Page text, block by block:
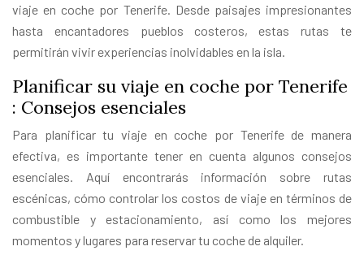
viaje en coche por Tenerife. Desde paisajes impresionantes
hasta encantadores pueblos costeros, estas rutas te
permitirán vivir experiencias inolvidables en la isla.
Planificar su viaje en coche por Tenerife
: Consejos esenciales
Para planificar tu viaje en coche por Tenerife de manera
efectiva, es importante tener en cuenta algunos consejos
esenciales. Aquí encontrarás información sobre rutas
escénicas, cómo controlar los costos de viaje en términos de
combustible y estacionamiento, así como los mejores
momentos y lugares para reservar tu coche de alquiler.